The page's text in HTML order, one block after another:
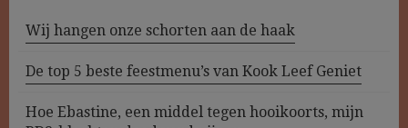
Wij hangen onze schorten aan de haak
De top 5 beste feestmenu’s van Kook Leef Geniet
Hoe Ebastine, een middel tegen hooikoorts, mijn